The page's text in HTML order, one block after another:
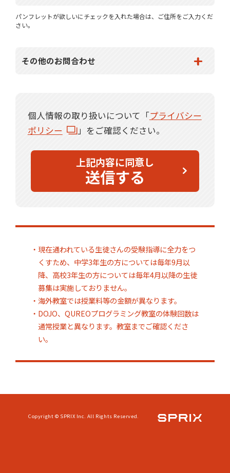
パンフレットが欲しいにチェックを入れた場合は、ご住所をご入力くだ
さい。
その他のお問合わせ
個人情報の取り扱いについて「プライバシー
ポリシー
」をご確認ください。
上記内容に同意し
送信する
・現在通われている生徒さんの受験指導に全力をつ
くすため、中学3年生の方については毎年9月以
降、高校3年生の方については毎年4月以降の生徒
募集は実施しておりません。
・海外教室では授業料等の金額が異なります。
・DOJO、QUREOプログラミング教室の体験回数は
通常授業と異なります。教室までご確認くださ
い。
Copyright © SPRIX Inc. All Rights Reserved.